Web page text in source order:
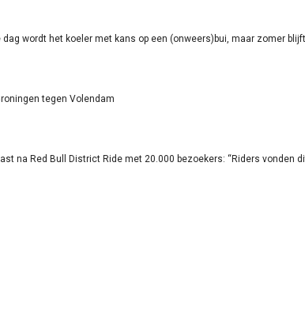
dag wordt het koeler met kans op een (onweers)bui, maar zomer
tegen Volendam
na Red Bull District Ride met 20.000 bezoekers: “Riders vonden